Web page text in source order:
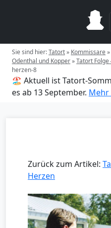
Sie sind hier:Tatort» Kommissare»
Odenthal und Kopper»Tatort
herzen-8
🏖️ Aktuell ist Tatort-
es ab 13 September.
Zurück zum Artikel:
Herzen